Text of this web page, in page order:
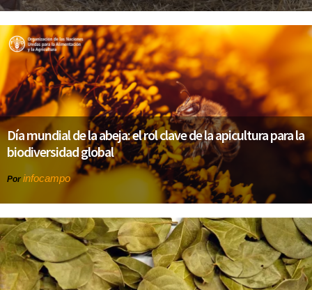
Día mundial de la abeja: el rol clave de la apicultura para la
biodiversidad global
Por infocampo